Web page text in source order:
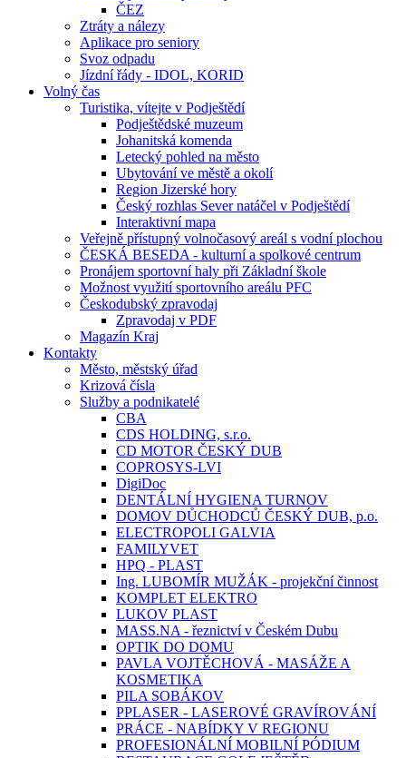
ČEZ
Ztráty a nálezy
Aplikace pro seniory
Svoz odpadu
Jízdní řády - IDOL, KORID
Volný čas
Turistika, vítejte v Podještědí
Podještědské muzeum
Johanitská komenda
Letecký pohled na město
Ubytování ve městě a okolí
Region Jizerské hory
Český rozhlas Sever natáčel v Podještědí
Interaktivní mapa
Veřejně přístupný volnočasový areál s vodní plochou
ČESKÁ BESEDA - kulturní a spolkové centrum
Pronájem sportovní haly při Základní škole
Možnost využití sportovního areálu PFC
Českodubský zpravodaj
Zpravodaj v PDF
Magazín Kraj
Kontakty
Město, městský úřad
Krizová čísla
Služby a podnikatelé
CBA
CDS HOLDING, s.r.o.
CD MOTOR ČESKÝ DUB
COPROSYS-LVI
DigiDoc
DENTÁLNÍ HYGIENA TURNOV
DOMOV DŮCHODCŮ ČESKÝ DUB, p.o.
ELECTROPOLI GALVIA
FAMILYVET
HPQ - PLAST
Ing. LUBOMÍR MUŽÁK - projekční činnost
KOMPLET ELEKTRO
LUKOV PLAST
MASS.NA - řeznictví v Českém Dubu
OPTIK DO DOMU
PAVLA VOJTĚCHOVÁ - MASÁŽE A
KOSMETIKA
PILA SOBÁKOV
PPLASER - LASEROVÉ GRAVÍROVÁNÍ
PRÁCE - NABÍDKY V REGIONU
PROFESIONÁLNÍ MOBILNÍ PÓDIUM